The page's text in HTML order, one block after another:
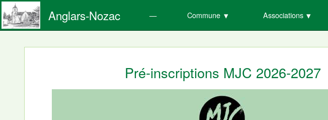
Anglars-Nozac Commune Associations
Pré-inscriptions MJC 2026-2027